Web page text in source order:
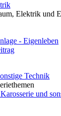
Elektrik und
- Eigenleben
Technik
und